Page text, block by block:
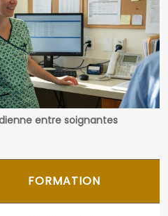
entre soignantes
FORMATION